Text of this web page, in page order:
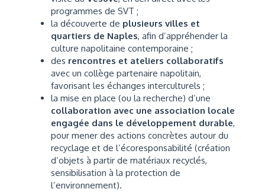
programmes de SVT ;
la découverte de plusieurs villes et
quartiers de Naples, afin d’appréhender la
culture napolitaine contemporaine ;
des rencontres et ateliers collaboratifs
avec un collège partenaire napolitain,
favorisant les échanges interculturels ;
la mise en place (ou la recherche) d’une
collaboration avec une association locale
engagée dans le développement durable,
pour mener des actions concrètes autour du
recyclage et de l’écoresponsabilité (création
d’objets à partir de matériaux recyclés,
sensibilisation à la protection de
l’environnement).